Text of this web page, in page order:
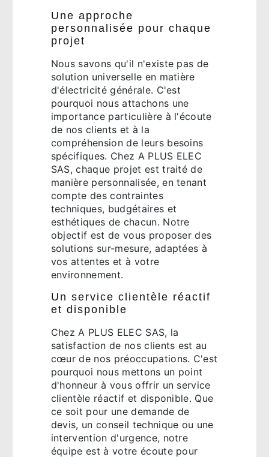
Une approche
personnalisée pour chaque
projet
Nous savons qu'il n'existe pas de
solution universelle en matière
d'électricité générale. C'est
pourquoi nous attachons une
importance particulière à l'écoute
de nos clients et à la
compréhension de leurs besoins
spécifiques. Chez A PLUS ELEC
SAS, chaque projet est traité de
manière personnalisée, en tenant
compte des contraintes
techniques, budgétaires et
esthétiques de chacun. Notre
objectif est de vous proposer des
solutions sur-mesure, adaptées à
vos attentes et à votre
environnement.
Un service clientèle réactif
et disponible
Chez A PLUS ELEC SAS, la
satisfaction de nos clients est au
cœur de nos préoccupations. C'est
pourquoi nous mettons un point
d'honneur à vous offrir un service
clientèle réactif et disponible. Que
ce soit pour une demande de
devis, un conseil technique ou une
intervention d'urgence, notre
équipe est à votre écoute pour